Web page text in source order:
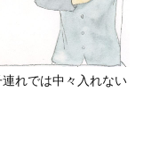
れでは中々入れない